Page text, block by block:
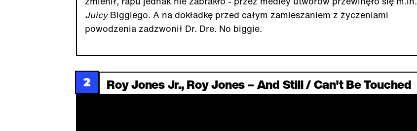
JuicyBiggiego. A na dokładkę przed całym zamieszaniem z życzeniami
powodzenia zadzwonił Dr. Dre. No biggie.
2 Roy Jones Jr., Roy Jones – And Still / Can't Be Touched